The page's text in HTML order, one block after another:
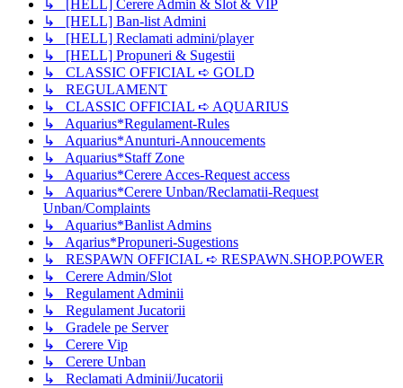
↳ [HELL] Cerere Admin & Slot & VIP
↳ [HELL] Ban-list Admini
↳ [HELL] Reclamati admini/player
↳ [HELL] Propuneri & Sugestii
↳ CLASSIC OFFICIAL ➪ GOLD
↳ REGULAMENT
↳ CLASSIC OFFICIAL ➪ AQUARIUS
↳ Aquarius*Regulament-Rules
↳ Aquarius*Anunturi-Annoucements
↳ Aquarius*Staff Zone
↳ Aquarius*Cerere Acces-Request access
↳ Aquarius*Cerere Unban/Reclamatii-Request
Unban/Complaints
↳ Aquarius*Banlist Admins
↳ Aqarius*Propuneri-Sugestions
↳ RESPAWN OFFICIAL ➪ RESPAWN.SHOP.POWER
↳ Cerere Admin/Slot
↳ Regulament Adminii
↳ Regulament Jucatorii
↳ Gradele pe Server
↳ Cerere Vip
↳ Cerere Unban
↳ Reclamati Adminii/Jucatorii